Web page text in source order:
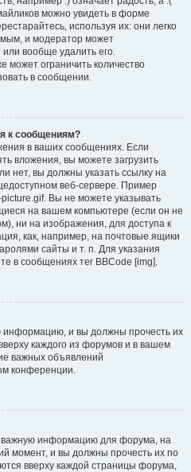
можно увидеть в форме
используя их: они легко
и модератор может
вообще удалить его.
может ограничить количество
в сообщении.
к сообщениям?
в ваших сообщениях. Если
вложения, вы можете загрузить
нет, вы должны указать ссылку на
веб-сервере. Пример
Вы не можете указывать
на вашем компьютере (если он не
ни на изображения, для доступа к
как, например, на почтовые ящики
сайты и т. п. Для указания
в сообщениях тег BBCode [img].
и вы должны прочесть их
каждого из форумов и в вашем
важных объявлений
конференции.
информацию для форума, на
момент, и вы должны прочесть их по
вверху каждой страницы форума,